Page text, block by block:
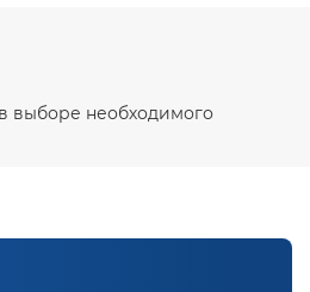
выборе необходимого